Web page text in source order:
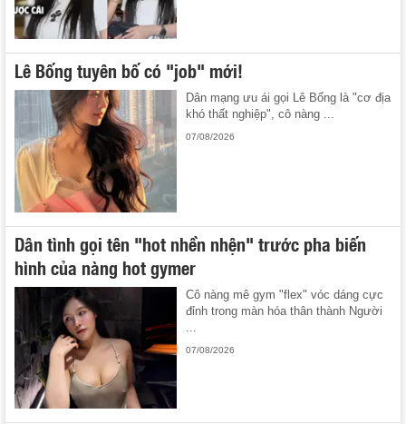
Lê Bống tuyên bố có "job" mới!
Dân mạng ưu ái gọi Lê Bống là "cơ địa
khó thất nghiệp", cô nàng ...
07/08/2026
Dân tình gọi tên "hot nhền nhện" trước pha biến
hình của nàng hot gymer
Cô nàng mê gym "flex" vóc dáng cực
đỉnh trong màn hóa thân thành Người
07/08/2026